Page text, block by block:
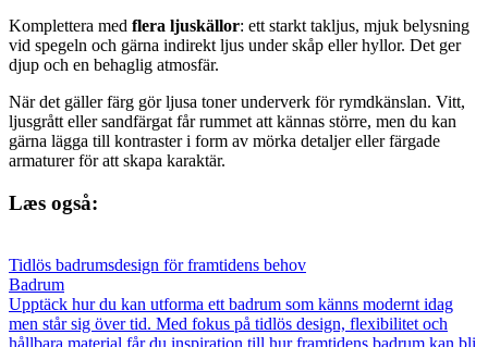
Komplettera med flera ljuskällor: ett starkt takljus, mjuk belysning
vid spegeln och gärna indirekt ljus under skåp eller hyllor. Det ger
djup och en behaglig atmosfär.
När det gäller färg gör ljusa toner underverk för rymdkänslan. Vitt,
ljusgrått eller sandfärgat får rummet att kännas större, men du kan
gärna lägga till kontraster i form av mörka detaljer eller färgade
armaturer för att skapa karaktär.
Læs også:
Tidlös badrumsdesign för framtidens behov
Badrum
Upptäck hur du kan utforma ett badrum som känns modernt idag
men står sig över tid. Med fokus på tidlös design, flexibilitet och
hållbara material får du inspiration till hur framtidens badrum kan bli